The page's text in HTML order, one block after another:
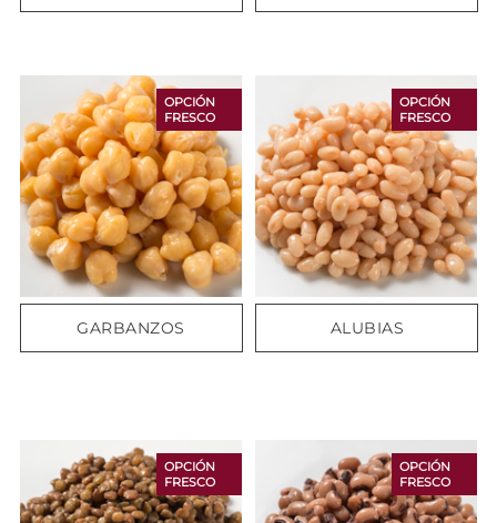
GARBANZOS
OPCIÓN
FRESCO
ALUBIAS
OPCIÓN
FRESCO
OPCIÓN
FRESCO
OPCIÓN
FRESCO